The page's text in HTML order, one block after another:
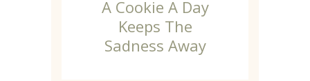
A Cookie A Day
Keeps The
Sadness Away